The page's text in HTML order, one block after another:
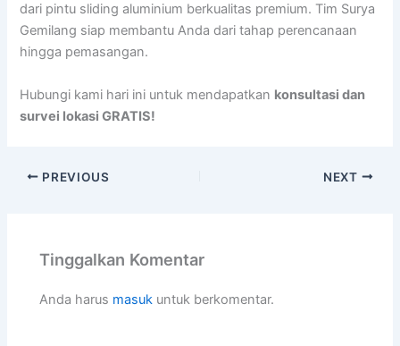
dari pintu sliding aluminium berkualitas premium. Tim Surya
Gemilang siap membantu Anda dari tahap perencanaan
hingga pemasangan.
Hubungi kami hari ini untuk mendapatkan konsultasi dan
survei lokasi GRATIS!
PREVIOUS NEXT
Tinggalkan Komentar
Anda harus masuk untuk berkomentar.